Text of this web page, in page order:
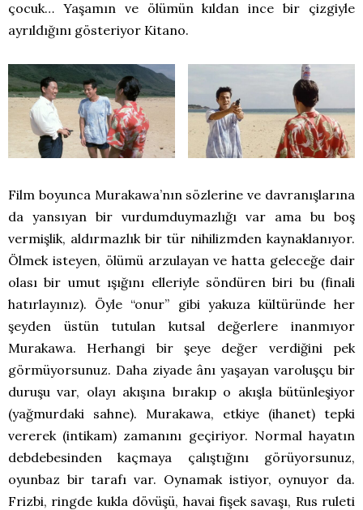
çocuk… Yaşamın ve ölümün kıldan ince bir çizgiyle
ayrıldığını gösteriyor Kitano.
Film boyunca Murakawa’nın sözlerine ve davranışlarına
da yansıyan bir vurdumduymazlığı var ama bu boş
vermişlik, aldırmazlık bir tür nihilizmden kaynaklanıyor.
Ölmek isteyen, ölümü arzulayan ve hatta geleceğe dair
olası bir umut ışığını elleriyle söndüren biri bu (finali
hatırlayınız). Öyle “onur” gibi yakuza kültüründe her
şeyden üstün tutulan kutsal değerlere inanmıyor
Murakawa. Herhangi bir şeye değer verdiğini pek
görmüyorsunuz. Daha ziyade ânı yaşayan varoluşçu bir
duruşu var, olayı akışına bırakıp o akışla bütünleşiyor
(yağmurdaki sahne). Murakawa, etkiye (ihanet) tepki
vererek (intikam) zamanını geçiriyor. Normal hayatın
debdebesinden kaçmaya çalıştığını görüyorsunuz,
oyunbaz bir tarafı var. Oynamak istiyor, oynuyor da.
Frizbi, ringde kukla dövüşü, havai fişek savaşı, Rus ruleti